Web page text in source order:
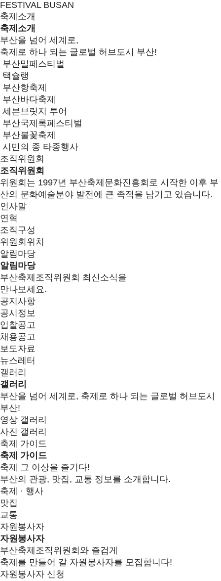
FESTIVAL BUSAN
축제소개
축제소개
부산을 넘어 세계로,
축제로 하나 되는 글로벌 허브도시 부산!
부산밀페스티벌
택슐랭
부산항축제
부산바다축제
세븐브릿지 투어
부산국제록페스티벌
부산불꽃축제
시민의 종 타종행사
조직위원회
조직위원회
위원회는 1997년 부산축제문화진흥회로 시작한 이후 부
산의 문화예술분야 발전에 큰 족적을 남기고 있습니다.
인사말
연혁
조직구성
위원회위치
알림마당
알림마당
부산축제조직위원회 최신소식을
만나보세요.
공지사항
공시정보
입찰공고
채용공고
보도자료
뉴스레터
갤러리
갤러리
부산을 넘어 세계로, 축제로 하나 되는 글로벌 허브도시
부산!
영상 갤러리
사진 갤러리
축제 가이드
축제 가이드
축제 그 이상을 즐기다!
부산의 관광, 맛집, 교통 정보를 소개합니다.
축제 · 행사
맛집
교통
자원봉사자
자원봉사자
부산축제조직위원회와 즐겁게
축제를 만들어 갈 자원봉사자를 모집합니다!
자원봉사자 신청